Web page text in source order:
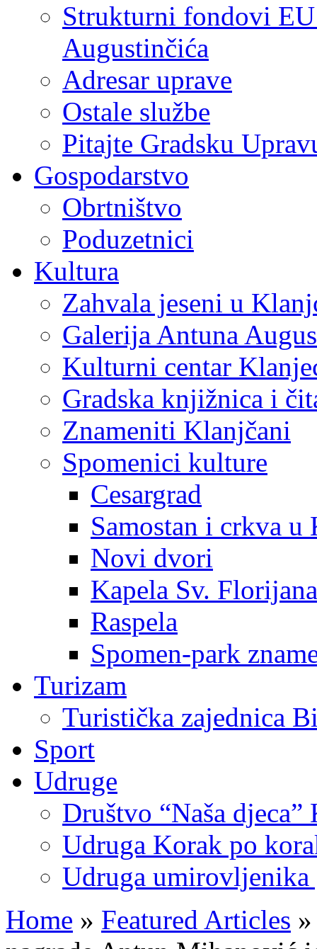
Strukturni fondovi
Augustinčića
Adresar uprave
Ostale službe
Pitajte Gradsku
Gospodarstvo
Obrtništvo
Poduzetnici
Kultura
Zahvala jeseni u
Galerija Antuna
Kulturni centar
Gradska knjižnica i
Znameniti Klanjčani
Spomenici kulture
Cesargrad
Samostan i crkva u
Novi dvori
Kapela Sv. Florijana
Raspela
Spomen-park
Turizam
Turistička zajednica
Sport
Udruge
Društvo “Naša djeca”
Udruga Korak po
Udruga umirovljenika
Home » Featured Articles »